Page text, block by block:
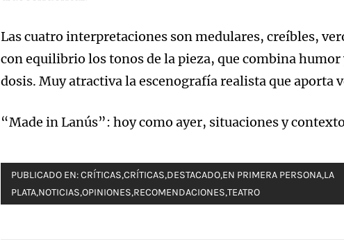
Las cuatro interpretaciones son medulares, creíbles,
con equilibrio los tonos de la pieza, que combina
dosis. Muy atractiva la escenografía realista que aporta
“Made in Lanús”: hoy como ayer, situaciones y
PUBLICADO EN:CRÍTICAS,CRÍTICAS,DESTACADO,EN PRIMERA PERSONA,LA
PLATA,NOTICIAS,OPINIONES,RECOMENDACIONES,TEATRO